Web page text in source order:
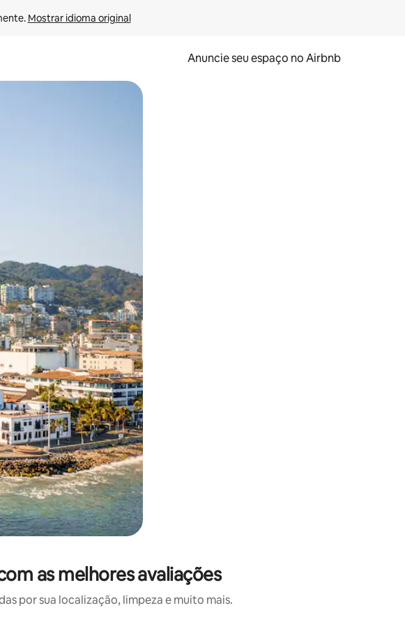
Mostrar idioma original
Anuncie seu espaço no Airbnb
ou tocando e deslizando o dedo na tela.
as melhores avaliações
por sua localização, limpeza e muito mais.